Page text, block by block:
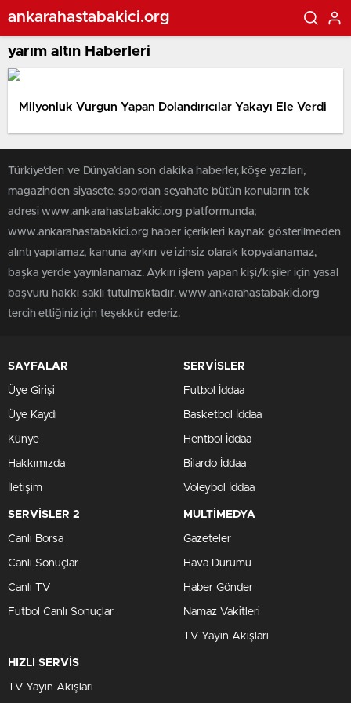
ankarahastabakici.org
yarım altın Haberleri
Milyonluk Vurgun Yapan Dolandırıcılar Yakayı Ele Verdi
Türkiye'den ve Dünya’dan son dakika haberler, köşe yazıları,
magazinden siyasete, spordan seyahate bütün konuların tek
adresi www.ankarahastabakici.org platformunda;
www.ankarahastabakici.org haber içerikleri kaynak gösterilmeden
alıntı yapılamaz, kanuna aykırı ve izinsiz olarak kopyalanamaz,
başka yerde yayınlanamaz. Aykırı işlem yapan kişi/kişiler için yasal
başvuru hakkı saklı tutulmaktadır. www.ankarahastabakici.org
tercih ettiğiniz için teşekkür ederiz.
SAYFALAR
Üye Girişi
Üye Kaydı
Künye
Hakkımızda
İletişim
SERVİSLER
Futbol İddaa
Basketbol İddaa
Hentbol İddaa
Bilardo İddaa
Voleybol İddaa
SERVİSLER 2
Canlı Borsa
Canlı Sonuçlar
Canlı TV
Futbol Canlı Sonuçlar
MULTİMEDYA
Gazeteler
Hava Durumu
Haber Gönder
Namaz Vakitleri
TV Yayın Akışları
HIZLI SERVİS
TV Yayın Akışları